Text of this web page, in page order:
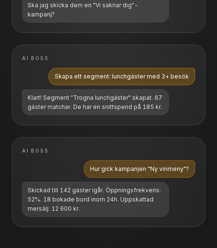
Ska jag skicka dem en "Vi saknar dig"-
kampanj?
AI BOSS
Skapa ett segment: lunchgäster med 3+ besök
Klart! Segment "Trogna lunchgäster" skapat. 67
gäster matchar. De har en snittspend på 185 kr.
AI BOSS
Hur gick kampanjen "Ny vinmeny"?
Skickad till 142 gäster igår. Öppningsfrekvens:
52%. 18 bokade bord inom 24h. Uppskattad
mersälj: 12 600 kr.